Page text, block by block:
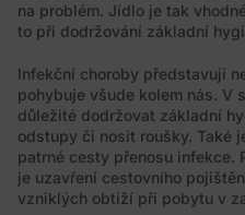
na problém. Jídlo je tak
to při dodržování základní
Infekční choroby představují
pohybuje všude kolem nás. V
důležité dodržovat základní
odstupy či nosit roušky. Také
patrné cesty přenosu infekce.
je uzavření cestovního
vzniklých obtíží při pobytu v